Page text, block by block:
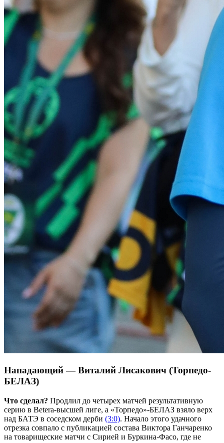
Нападающий — Виталий Лисакович (Торпедо-
БЕЛАЗ)
Что сделал? Продлил до четырех матчей результативную
серию в Betera-высшей лиге, а «Торпедо»-БЕЛАЗ взяло верх
над БАТЭ в соседском дерби (3:0). Начало этого удачного
отрезка совпало с публикацией состава Виктора Ганчаренко
на товарищеские матчи с Сирией и Буркина-Фасо, где не